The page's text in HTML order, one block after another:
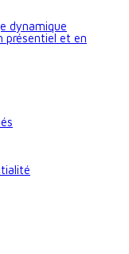
dynamique
présentiel et en